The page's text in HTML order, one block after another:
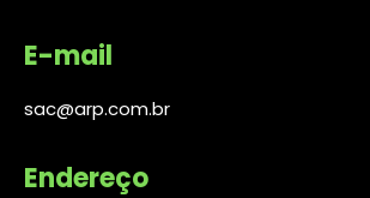
E-mail
sac@arp.com.br
Endereço